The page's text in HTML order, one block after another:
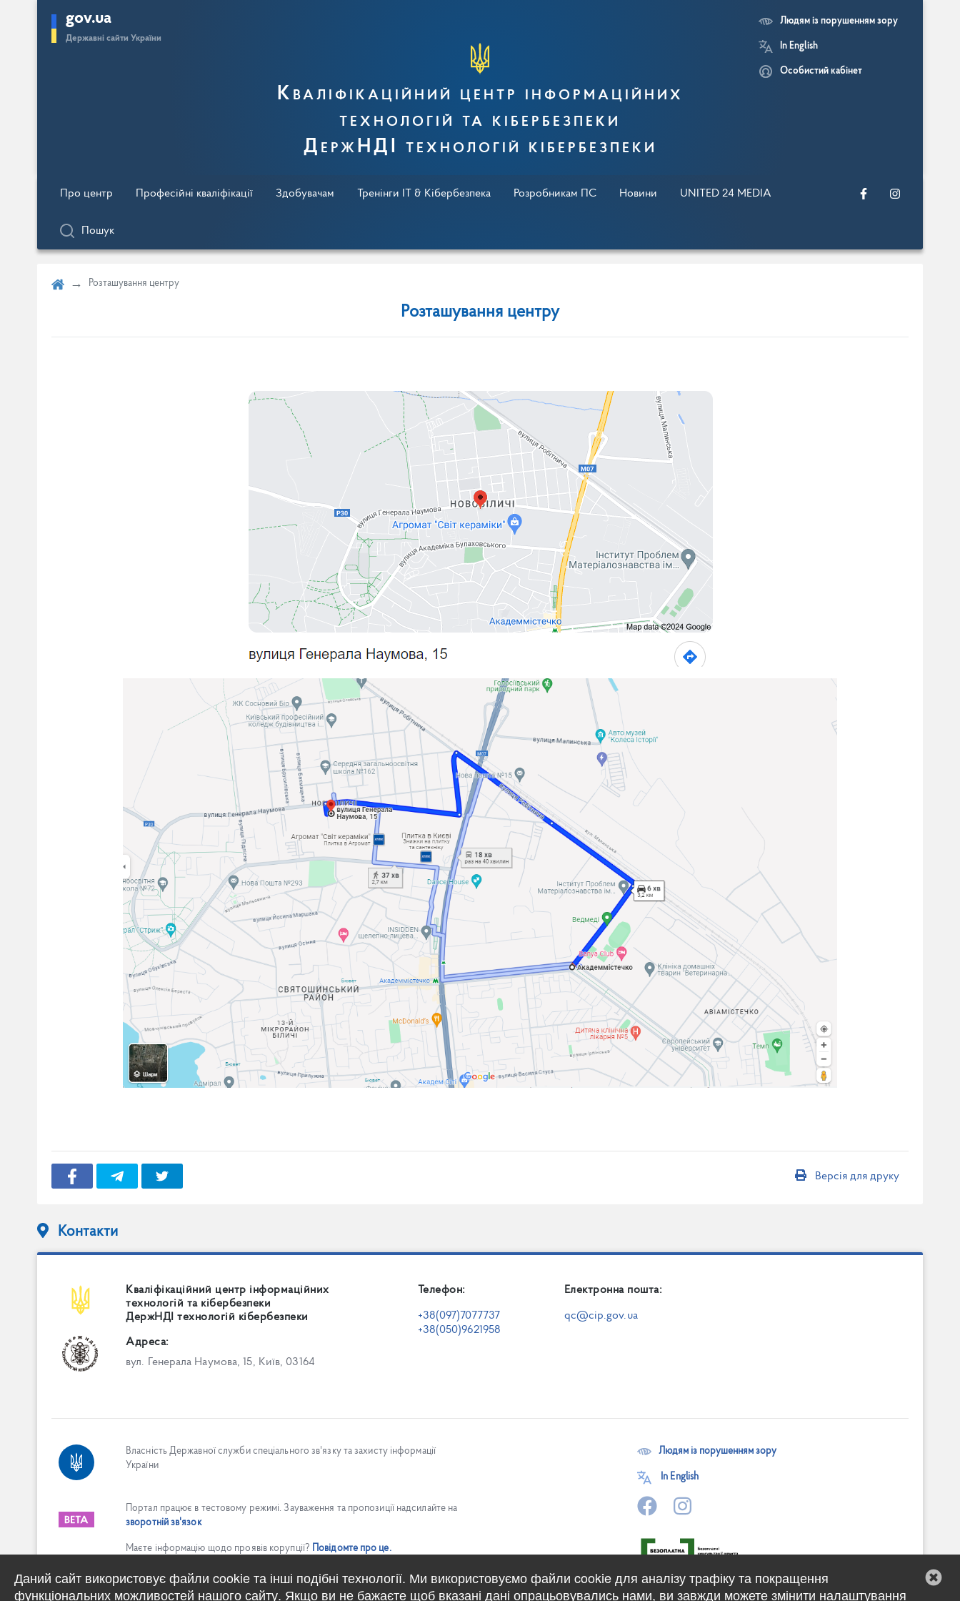
Перейти
gov.ua
Державні сайти України
Людям із порушенням зору
In English
Особистий кабінет
Кваліфікаційний центр інформаційних
технологій та кібербезпеки
ДержНДІ технологій кібербезпеки
Про центр Професійні кваліфікації Здобувачам Тренінги IT & Кібербезпека Розробникам ПС Новини UNITED 24 MEDIA
Пошук
Розташування центру
Розташування центру
Версія для друку
Контакти
Кваліфікаційний центр інформаційних
технологій та кібербезпеки
ДержНДІ технологій кібербезпеки
Адреса:
вул. Генерала Наумова, 15, Київ, 03164
Телефон:
+38(097)7077737
+38(050)9621958
Електронна пошта:
qc@cip.gov.ua
Власність Державної служби спеціального зв'язку та захисту інформації
України
Портал працює в тестовому режимі. Зауваження та пропозиції надсилайте на
зворотній зв'язок
Маєте інформацію щодо проявів корупції? Повідомте про це.
Увесь вміст доступний за ліцензією Creative Commons Attribution 4.0
Людям із порушенням зору
In English
Даний сайт використовує файли cookie та інші подібні технології. Ми використовуємо файли cookie для аналізу трафіку та покращення
функціональних можливостей нашого сайту. Якщо ви не бажаєте щоб вказані дані опрацьовувались нами, ви завжди можете змінити налаштування